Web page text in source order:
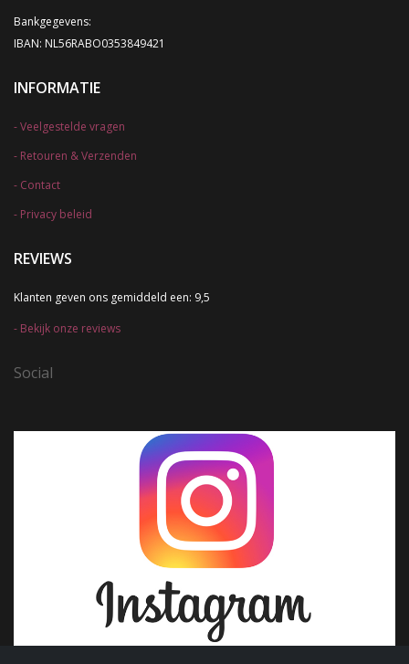
Bankgegevens:
IBAN: NL56RABO0353849421
INFORMATIE
Veelgestelde vragen
Retouren & Verzenden
Contact
Privacy beleid
REVIEWS
Klanten geven ons gemiddeld een: 9,5
Bekijk onze reviews
Social